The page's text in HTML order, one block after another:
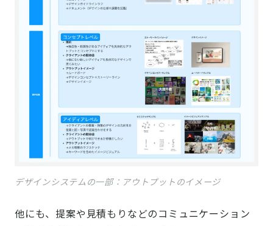
デザインシステムの一部：アウトプットのイメージ
他にも、提案や見積もりなどのコミュニケーション